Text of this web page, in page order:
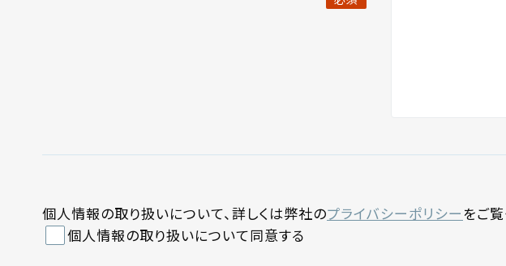
個人情報の取り扱いについて、詳しくは弊社のプライバシーポリシーをご覧
個人情報の取り扱いについて同意する